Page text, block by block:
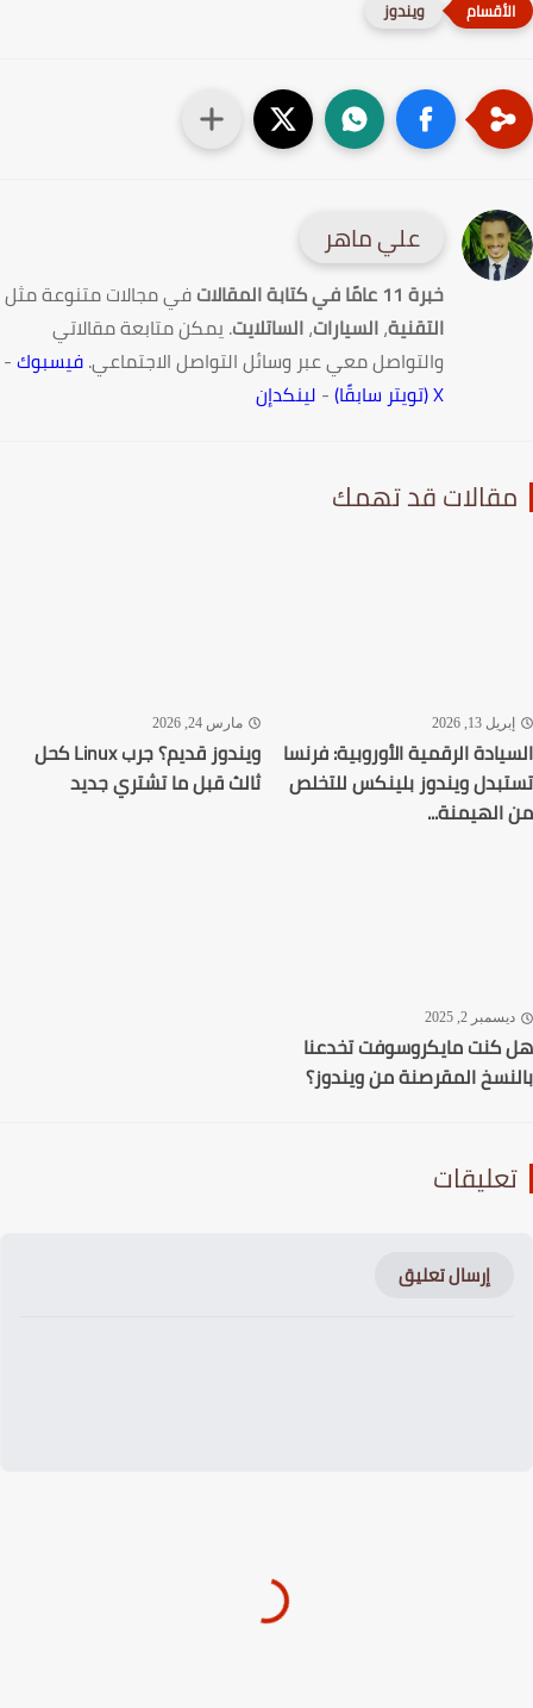
ويندوز
علي ماهر
خبرة 11 عامًا في كتابة المقالات
في مجالات متنوعة مثل
التقنية،السيارات،الساتلايت. يمكن متابعة مقالاتي
والتواصل معي عبر وسائل التواصل الاجتماعي.فيسبوك-
-لينكدإن
قد تهمك
13, 2026
الرقمية الأوروبية: فرنسا
ويندوز بلينكس للتخلص
مارس 24, 2026
ويندوز قديم؟ جرب Linux كحل
ثالث قبل ما تشتري جديد
2, 2025
مايكروسوفت تخدعنا
المقرصنة من ويندوز؟
إرسال تعليق